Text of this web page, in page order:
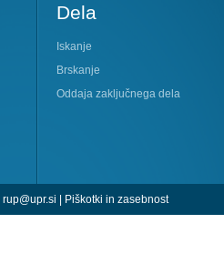
Dela
Iskanje
Brskanje
Oddaja zaključnega dela
rup@upr.si | Piškotki in zasebnost